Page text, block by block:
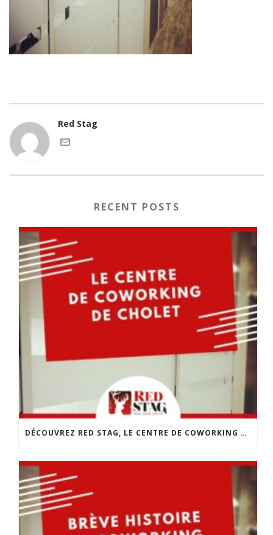
Red Stag
RECENT POSTS
DÉCOUVREZ RED STAG, LE CENTRE DE COWORKING DE CHOLET